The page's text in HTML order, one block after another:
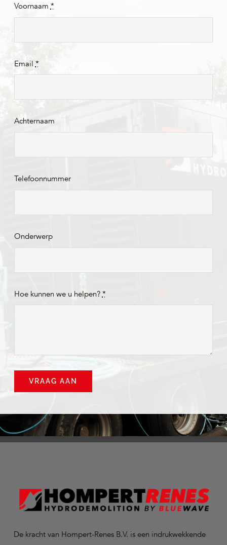
Voornaam *
Email *
Achternaam
Telefoonnummer
Onderwerp
Hoe kunnen we u helpen? *
VRAAG AAN
De kracht van Hompert-Renes B.V. is een indrukwekkende